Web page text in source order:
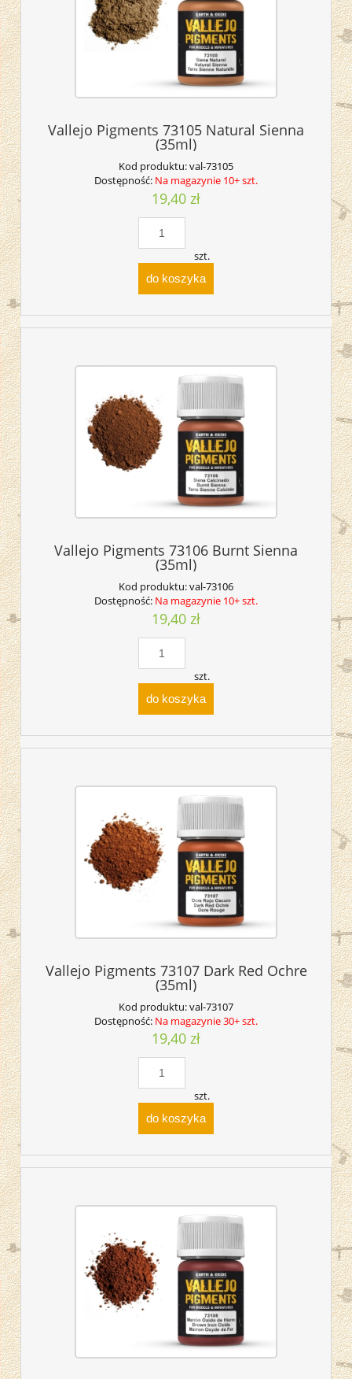
Vallejo Pigments 73105 Natural Sienna
(35ml)
Kod produktu:val-73105
Dostępność: Na magazynie 10+ szt.
19,40 zł
szt.
do koszyka
Vallejo Pigments 73106 Burnt Sienna
(35ml)
Kod produktu:val-73106
Dostępność: Na magazynie 10+ szt.
19,40 zł
szt.
do koszyka
Vallejo Pigments 73107 Dark Red Ochre
(35ml)
Kod produktu:val-73107
Dostępność: Na magazynie 30+ szt.
19,40 zł
szt.
do koszyka